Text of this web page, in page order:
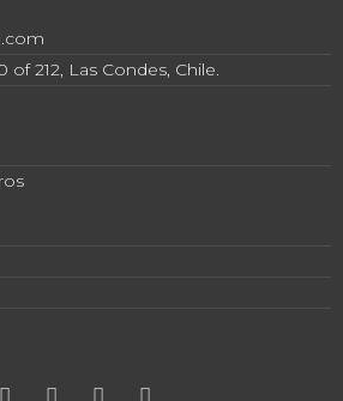
212, Las Condes, Chile.